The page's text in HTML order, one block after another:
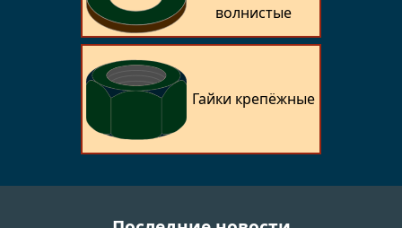
волнистые
Гайки крепёжные